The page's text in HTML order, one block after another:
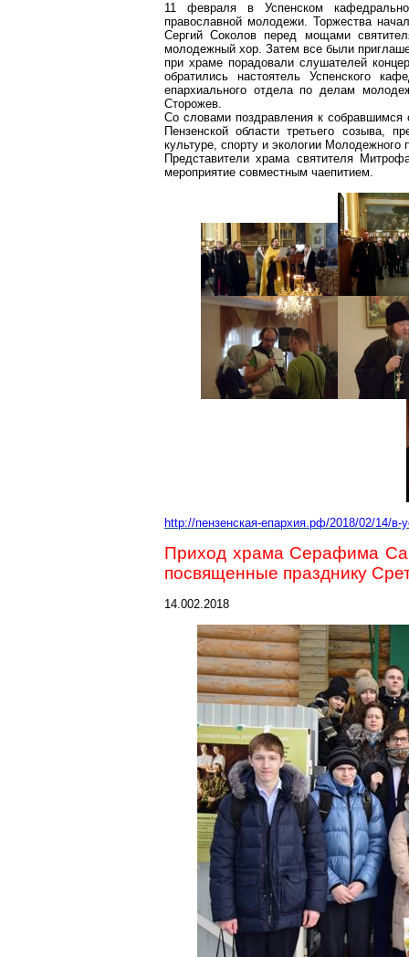
11 февраля в Успенском
православной молодежи. Торжества
Сергий Соколов перед мощами
молодежный хор. Затем все были
при храме порадовали слушателей
обратились настоятель Успенского
епархиального отдела по делам
Сторожев.
Со словами поздравления к собравшимся
Пензенской области третьего созыва,
культуре, спорту и экологии Молодежного
Представители храма святителя
мероприятие совместным чаепитием.
http://пензенская-епархия.рф/2018/02/14/
Приход храма Серафима
посвященные празднику
14.002.2018